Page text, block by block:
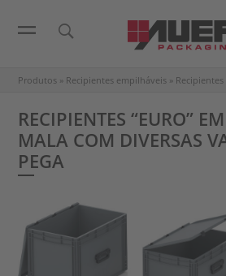
Produtos » Recipientes empilháveis » Recipientes
RECIPIENTES “EURO”
MALA COM DIVERSAS
PEGA